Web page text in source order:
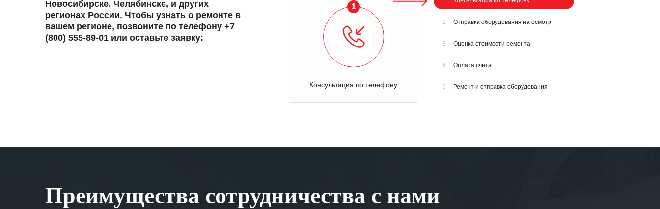
Новосибирске, Челябинске, и других
регионах России. Чтобы узнать о ремонте в
вашем регионе, позвоните по телефону +7
(800) 555-89-01 или оставьте заявку:
1
Консультация по телефону
2 Отправка оборудования на осмотр
3 Оценка стоимости ремонта
4 Оплата счета
5 Ремонт и отправка оборудования
Преимущества сотрудничества с нами